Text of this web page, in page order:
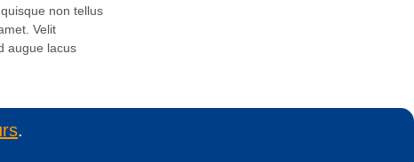
non tellus
Velit
augue lacus
.